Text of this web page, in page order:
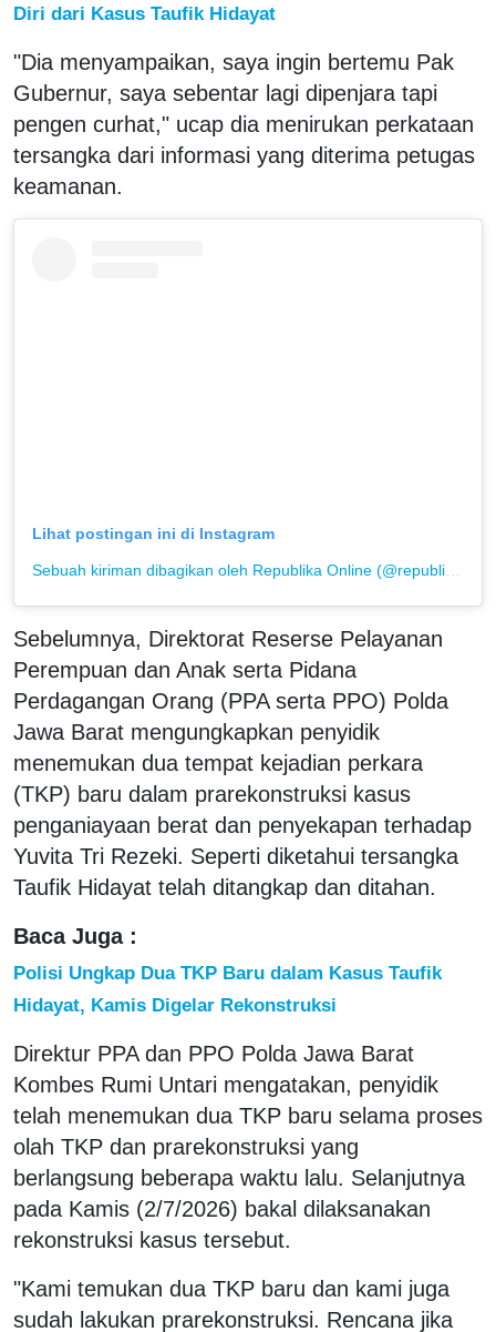
Diri dari Kasus Taufik Hidayat
"Dia menyampaikan, saya ingin bertemu Pak
Gubernur, saya sebentar lagi dipenjara tapi
pengen curhat," ucap dia menirukan perkataan
tersangka dari informasi yang diterima petugas
keamanan.
Lihat postingan ini di Instagram
Sebelumnya, Direktorat Reserse Pelayanan
Perempuan dan Anak serta Pidana
Perdagangan Orang (PPA serta PPO) Polda
Jawa Barat mengungkapkan penyidik
menemukan dua tempat kejadian perkara
(TKP) baru dalam prarekonstruksi kasus
penganiayaan berat dan penyekapan terhadap
Yuvita Tri Rezeki. Seperti diketahui tersangka
Taufik Hidayat telah ditangkap dan ditahan.
Baca Juga :
Polisi Ungkap Dua TKP Baru dalam Kasus Taufik
Hidayat, Kamis Digelar Rekonstruksi
Direktur PPA dan PPO Polda Jawa Barat
Kombes Rumi Untari mengatakan, penyidik
telah menemukan dua TKP baru selama proses
olah TKP dan prarekonstruksi yang
berlangsung beberapa waktu lalu. Selanjutnya
pada Kamis (2/7/2026) bakal dilaksanakan
rekonstruksi kasus tersebut.
"Kami temukan dua TKP baru dan kami juga
sudah lakukan prarekonstruksi. Rencana jika